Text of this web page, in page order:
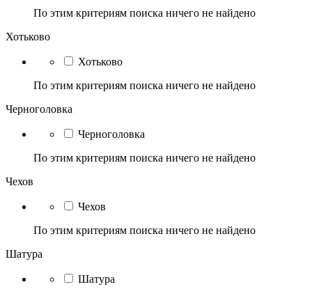
По этим критериям поиска ничего не найдено
Хотьково
Хотьково
По этим критериям поиска ничего не найдено
Черноголовка
Черноголовка
По этим критериям поиска ничего не найдено
Чехов
Чехов
По этим критериям поиска ничего не найдено
Шатура
Шатура